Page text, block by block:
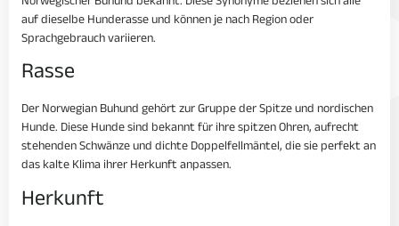
auf dieselbe Hunderasse und können je nach Region oder
Sprachgebrauch variieren.
Rasse
Der Norwegian Buhund gehört zur Gruppe der Spitze und nordischen
Hunde. Diese Hunde sind bekannt für ihre spitzen Ohren, aufrecht
stehenden Schwänze und dichte Doppelfellmäntel, die sie perfekt an
das kalte Klima ihrer Herkunft anpassen.
Herkunft